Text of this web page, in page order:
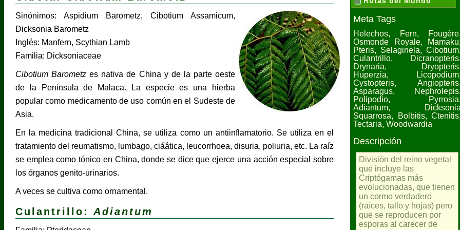
Meta Tags
Helechos, Fern, Fougère,
Osmonde Royale, Mamaku,
Pteris, Selaginela, Cibotium,
Culantrillo, Dicranopteris,
Drynaria, Dryopteris,
Huperzia, Licopodium,
Cystopteris, Angiopteris,
Asparagus, Nephrolepis,
Polipodio, Pyrrosia,
Adiantum, Dicksonia
Squarrosa, Bolbitis, Ctenitis,
Tectaria, Woodwardia
Descripción
División del reino vegetal
que incluye las
Criptógamas más
evolucionadas, que tienen
un cormo verdadero
(raíces, tallo y hojas) pero
que se reproducen por
esporas al carecer de
Sinónimos: Aspidium Barometz, Cibotium Assamicum,
Dicksonia Barometz
Inglés: Manfern, Scythian Lamb
Familia: Dicksoniaceae
Cibotium Barometz es nativa de China y de la parte oeste
de la Península de Malaca. La especie es una hierba
popular como medicamento de uso común en el Sudeste de
Asia.
En la medicina tradicional China, se utiliza como un antiinflamatorio. Se utiliza en el
tratamiento del reumatismo, lumbago, ciáática, leucorrhoea, disuria, poliuria, etc. La raíz
se emplea como tónico en China, donde se dice que ejerce una acción especial sobre
los órganos genito-urinarios.
A veces se cultiva como ornamental.
Culantrillo: Adiantum